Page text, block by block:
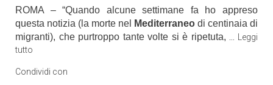
ROMA – “Quando alcune settimane fa ho appreso
questa notizia (la morte nel
Mediterraneo di centinaia di
migranti), che purtroppo tante volte si è ripetuta,
Leggi
tutto
Condividi con